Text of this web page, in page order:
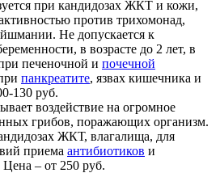
при кандидозах ЖКТ и кожи,
против трихомонад,
Не допускается к
в возрасте до 2 лет, в
печеночной и почечной
панкреатите, язвах кишечника и
130 руб.
воздействие на огромное
грибов, поражающих организм.
ЖКТ, влагалища, для
приема антибиотиков и
Цена – от 250 руб.